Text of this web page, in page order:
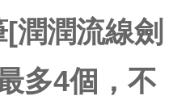
[潤潤流線劍
多4個，不